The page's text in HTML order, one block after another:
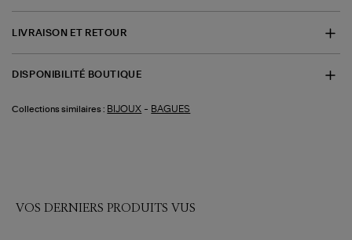
LIVRAISON ET RETOUR
DISPONIBILITÉ BOUTIQUE
Collections similaires : BIJOUX - BAGUES
VOS DERNIERS PRODUITS VUS